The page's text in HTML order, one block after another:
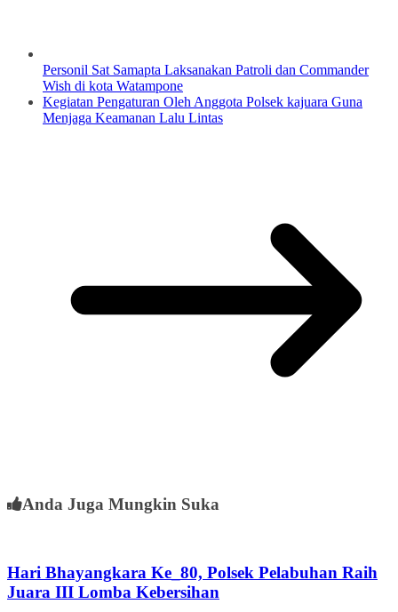
Personil Sat Samapta Laksanakan Patroli dan Commander
Wish di kota Watampone
Kegiatan Pengaturan Oleh Anggota Polsek kajuara Guna
Menjaga Keamanan Lalu Lintas
Anda Juga Mungkin Suka
Hari Bhayangkara Ke_80, Polsek Pelabuhan Raih
Juara III Lomba Kebersihan